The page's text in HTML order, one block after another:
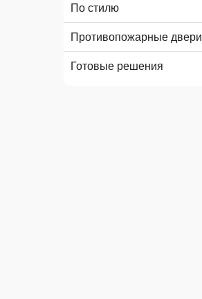
По стилю
Противопожарные двери
Готовые решения